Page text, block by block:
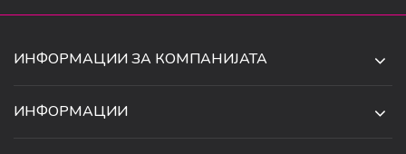
ИНФОРМАЦИИ ЗА КОМПАНИЈАТА
ИНФОРМАЦИИ